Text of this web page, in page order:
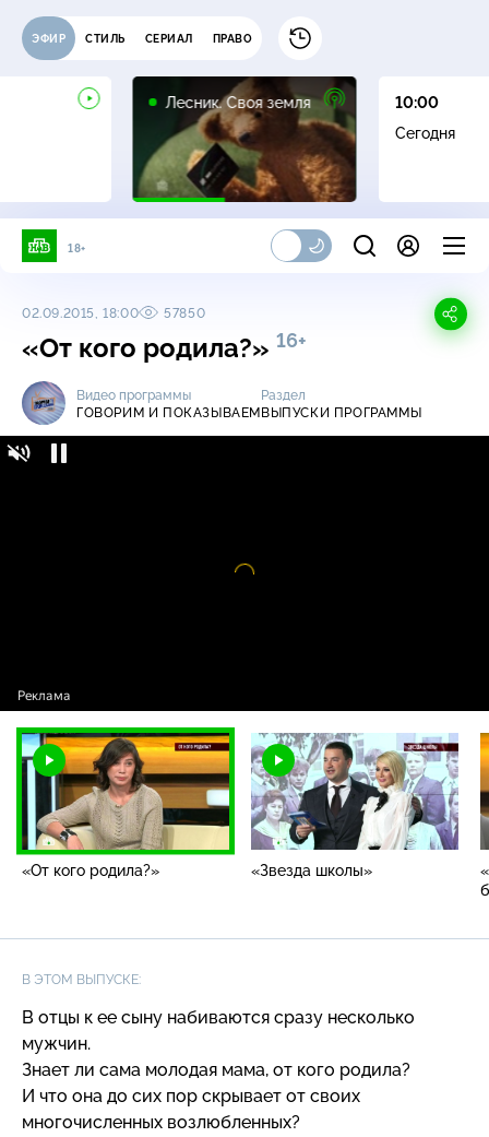
ЭФИР СТИЛЬ СЕРИАЛ ПРАВО
Лесник. Своя земля
16+
10:00
Сегодня
18+
02.09.2015, 18:00 57850
«От кого родила?» 16+
Видео программы
ГОВОРИМ И ПОКАЗЫВАЕМ
Раздел
ВЫПУСКИ ПРОГРАММЫ
Видео
«От кого родила?» «Звезда школы»
В ЭТОМ ВЫПУСКЕ:
В отцы к ее сыну набиваются сразу несколько
мужчин.
Знает ли сама молодая мама, от кого родила?
И что она до сих пор скрывает от своих
многочисленных возлюбленных?